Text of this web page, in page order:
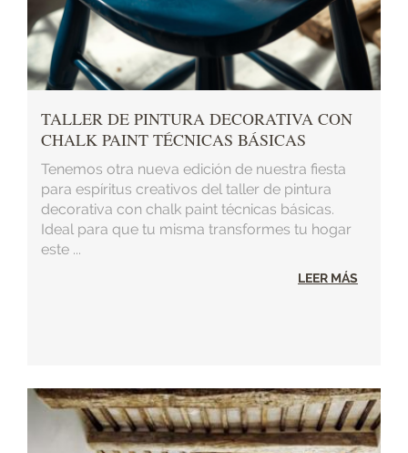
TALLER DE PINTURA DECORATIVA CON
CHALK PAINT TÉCNICAS BÁSICAS
Tenemos otra nueva edición de nuestra fiesta
para espíritus creativos del taller de pintura
decorativa con chalk paint técnicas básicas.
Ideal para que tu misma transformes tu hogar
este ...
LEER MÁS